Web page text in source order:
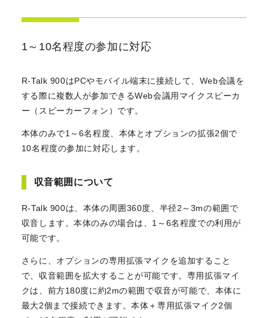
1～10名程度の参加に対応
R-Talk 900はPCやモバイル端末に接続して、Web会議を
する際に複数人が参加できるWeb会議用マイクスピーカ
ー（スピーカーフォン）です。
本体のみで1～6名程度、本体とオプションの拡張2個で
10名程度の参加に対応します。
収音範囲について
R-Talk 900は、本体の周囲360度、半径2～3mの範囲で
収音します。本体のみの場合は、1～6名程度での利用が
可能です。
さらに、オプションの専用拡張マイクを追加すること
で、収音範囲を拡大することが可能です。専用拡張マイ
クは、前方180度に約2mの範囲で収音が可能で、本体に
最大2個まで接続できます。本体＋専用拡張マイク2個